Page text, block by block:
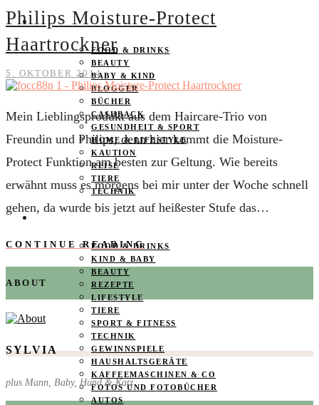
PRODUKTTESTER GESUCHT
FOOD & DRINKS
BEAUTY
BABY & KIND
BLOGGER
BÜCHER
CASHBACK
GESUNDHEIT & SPORT
HOME & LIFESTYLE
KAUTION
REISE
TIERE
TECHNIK
FOOD & DRINKS
KIND & BABY
BEAUTY
REZEPTE
LIFESTYLE
TIERE
SPORT & FITNESS
TECHNIK
GEWINNSPIELE
HAUSHALTSGERÄTE
KAFFEEMASCHINEN & CO
FOTOS UND FOTOBÜCHER
AUTOS
Philips Moisture-Protect
Haartrockner
5. OKTOBER 2014
Mein Lieblingsprodukt aus dem Haircare-Trio von
Freundin und Philips, denn hier kommt die Moisture-
Protect Funktion am besten zur Geltung. Wie bereits
erwähnt muss es morgens bei mir unter der Woche schnell
gehen, da wurde bis jetzt auf heißester Stufe das…
CONTINUE READING
ABOUT
SYLVIA
plus Mann, Baby, Hund & Katz